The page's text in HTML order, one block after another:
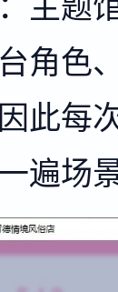
角色
此每
遍场